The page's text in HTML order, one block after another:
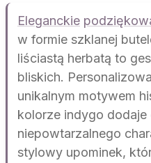
Eleganckie
w formie szklanej
liściastą herbatą to
bliskich.
unikalnym motywem
kolorze indygo dodaje
niepowtarzalnego
stylowy upominek,